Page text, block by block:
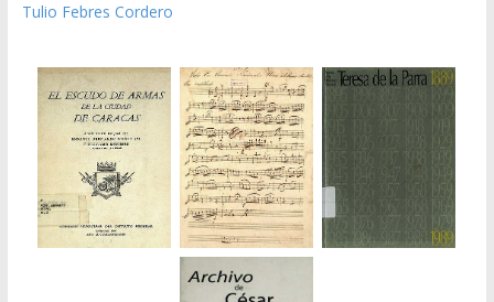
Tulio Febres Cordero